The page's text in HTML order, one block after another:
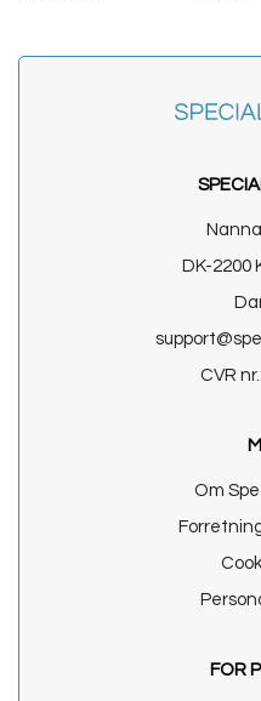
DK-2200
CVR
Om
FOR